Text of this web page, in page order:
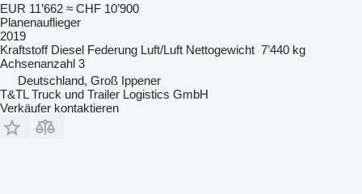
EUR 11’662 ≈ CHF 10’900
Planenauflieger
2019
Kraftstoff Diesel Federung Luft/Luft Nettogewicht 7’440 kg
Achsenanzahl 3
Deutschland, Groß Ippener
T&TL Truck und Trailer Logistics GmbH
Verkäufer kontaktieren